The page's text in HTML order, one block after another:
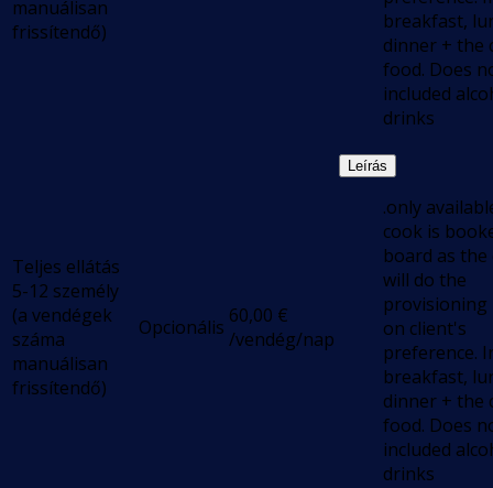
manuálisan
frissítendő)
breakfast,
dinner + the
food. Does
included
drinks
Teljes ellátás
5-12 személy
(a vendégek
száma
manuálisan
frissítendő)
Opcionális 60,00 €
/vendég/nap
Leírás
.only
cook is
board as the
will do the
provisioning
on client's
preference.
breakfast,
dinner + the
food. Does
included
drinks